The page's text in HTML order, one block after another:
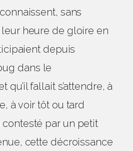
sans
heure de gloire en
depuis
dans le
qu’il fallait s’attendre, à
à voir tôt ou tard
contesté par un petit
cette décroissance